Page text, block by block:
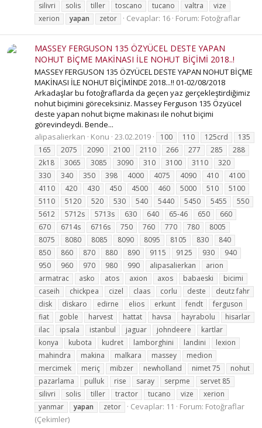
silivri
solis tiller toscano tucano valtra
vize
xerion
yapan zetor Cevaplar: 16 Forum: Fotoğraflar
MASSEY FERGUSON 135 ÖZYÜCEL DESTE YAPAN
NOHUT BİÇME MAKİNASI İLE NOHUT BİÇİMİ 2018..!
MASSEY FERGUSON 135 ÖZYÜCEL DESTE YAPAN NOHUT BİÇME
MAKİNASI İLE NOHUT BİÇİMİNDE 2018...!! 01-02/08/2018
Arkadaşlar bu fotoğraflarda da geçen yaz gerçekleştirdiğimiz
nohut biçimini göreceksiniz. Massey Ferguson 135 Özyücel
deste yapan nohut biçme makinası ile nohut biçimi
görevindeydi. Bende...
alipasalierkan
Konu 23.02.2019 100 110 125crd
135
165
2075 2090 2100 2110 266 277 285
288
2k18
3065 3085 3090 310 3100 3110
320
330
340 350 398 4000 4075 4090 410
4100
4110
420 430 450 4500 460 5000 510
5100
5110
5120 520 530 540 5440 5450 5455
550
5612
5712s 5713s 630 640 65-46 650
660
670
6714s 6716s 750 760 770 780
8005
8075
8080 8085 8090 8095 8105 830
840
850
860 870 880 890 9115 9125 930
940
950
960 970 980 990 alipasalierkan
arion
armatrac
asko atos axion axos babaeski
bicimi
caseih
chickpea cizel claas corlu deste
deutz fahr
disk
diskaro edirne elios erkunt fendt
ferguson
fiat
goble harvest hattat havsa hayrabolu
hisarlar
ilac
ipsala istanbul jaguar johndeere
kartlar
konya
kubota kudret lamborghini landini
lexion
mahindra
makina malkara massey
medion
mercimek
meriç mibzer newholland nimet 75
nohut
pazarlama
pulluk rise saray serpme
servet 85
silivri
solis tiller tractor tucano vize
xerion
yanmar
yapan zetor Cevaplar: 11 Forum: Fotoğraflar
(Çekimler)